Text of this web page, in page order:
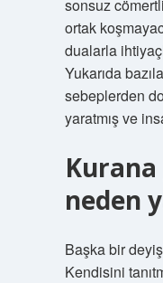
sonsuz
ortak
dualarla
Yukarıda
sebeplerden
yaratmış ve
neden
Başka bir
Kendisini